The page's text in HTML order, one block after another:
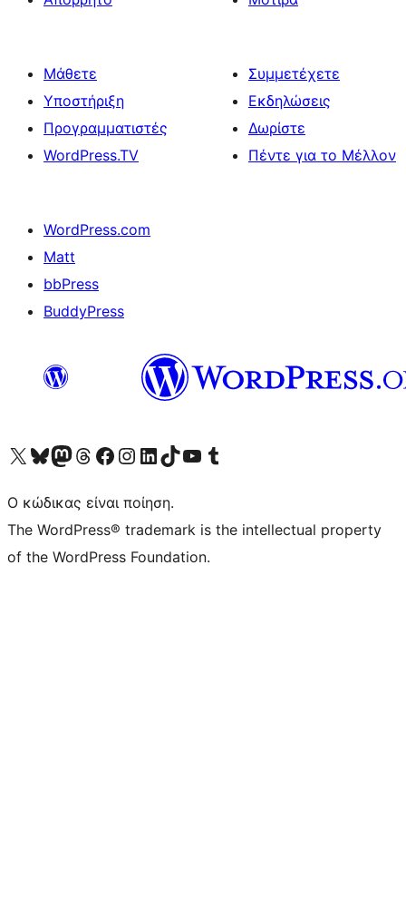
Μάθετε
Υποστήριξη
Προγραμματιστές
WordPress.TV
Συμμετέχετε
Εκδηλώσεις
Δωρίστε
Πέντε για το Μέλλον
WordPress.com
Matt
bbPress
BuddyPress
Visit our X (formerly Twitter) account
Visit our Bluesky account
Επισκεφθείτε τον λογαριασμό μας στο Mastodon
Visit our Threads account
Επισκεφτείτε τη σελίδα μας στο Facebook
Επισκεφθείτε τον λογαριασμό μας Instagram
Επισκεφθείτε τον λογαριασμό μας LinkedIn
Visit our TikTok account
Visit our YouTube channel
Visit our Tumblr account
Ο κώδικας είναι ποίηση.
The WordPress® trademark is the intellectual property
of the WordPress Foundation.